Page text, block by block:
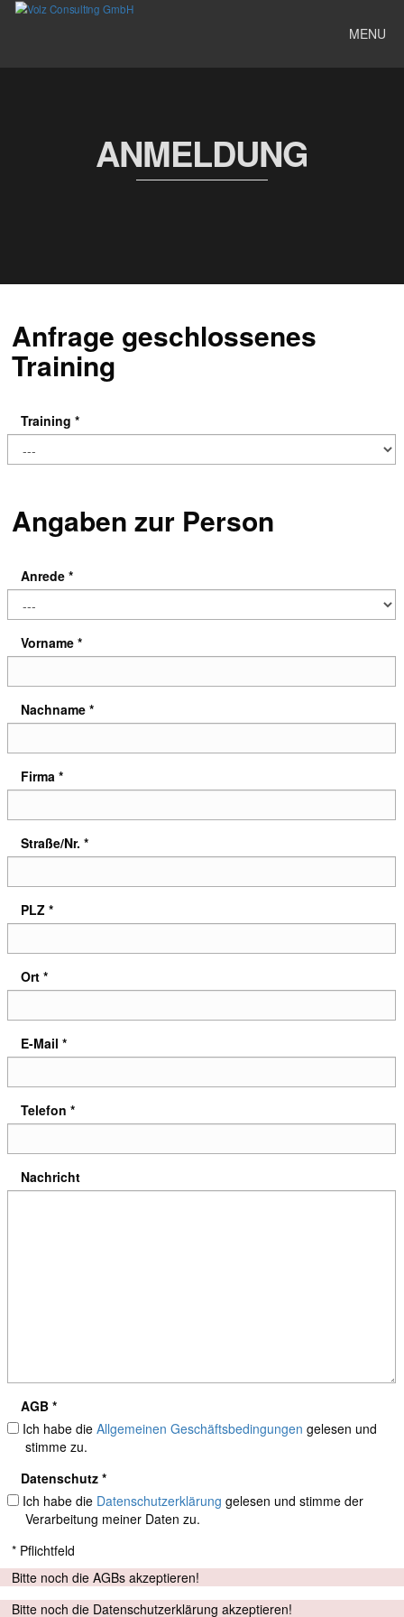
MENU
ANMELDUNG
Anfrage geschlossenes
Training
Training *
Angaben zur Person
Anrede *
Vorname *
Nachname *
Firma *
Straße/Nr. *
PLZ *
Ort *
E-Mail *
Telefon *
Nachricht
AGB *
Ich habe dieAllgemeinen Geschäftsbedingungen gelesen und
stimme zu.
Datenschutz *
Ich habe die Datenschutzerklärung gelesen und stimme der
Verarbeitung meiner Daten zu.
* Pflichtfeld
Bitte noch die AGBs akzeptieren!
Bitte noch die Datenschutzerklärung akzeptieren!